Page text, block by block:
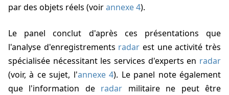
par des objets réels (voirannexe 4).
Le panel conclut d'après ces présentations que
l'analyse d'enregistrements radar est une activité très
spécialisée nécessitant les services d'experts en radar
(voir, à ce sujet, l'annexe 4). Le panel note également
que l'information de radar militaire ne peut être